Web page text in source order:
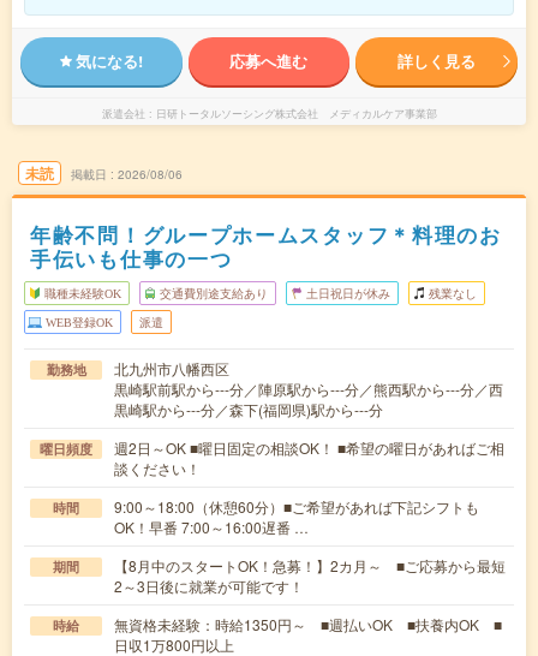
気になる! 応募へ進む 詳しく見る
派遣会社 日研トータルソーシング株式会社 メディカルケア事業部
未読 掲載日 2026/08/06
年齢不問！グループホームスタッフ＊料理のお
手伝いも仕事の一つ
職種未経験OK 交通費別途支給あり 土日祝日が休み 残業なし
WEB登録OK 派遣
勤務地
北九州市八幡西区
黒崎駅前駅から---分／陣原駅から---分／熊西駅から---分／西
黒崎駅から---分／森下(福岡県)駅から---分
曜日頻度
週2日～OK ■曜日固定の相談OK！ ■希望の曜日があればご相
談ください！
時間
9:00～18:00（休憩60分）■ご希望があれば下記シフトも
OK！早番 7:00～16:00遅番 …
期間
【8月中のスタートOK！急募！】2カ月～ ■ご応募から最短
2～3日後に就業が可能です！
時給
無資格未経験：時給1350円～ ■週払いOK ■扶養内OK ■
日収1万800円以上